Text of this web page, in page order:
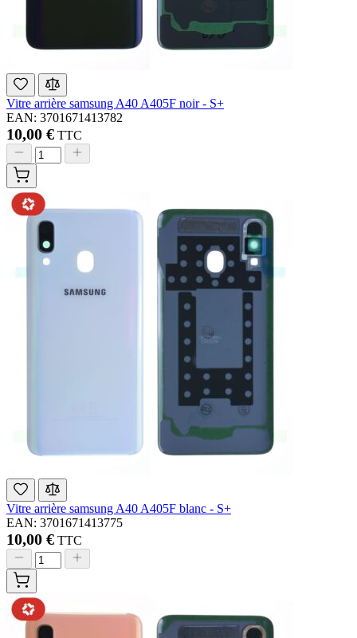
Vitre arrière samsung A40 A405F noir - S+
EAN: 3701671413782
10,00 € TTC
Vitre arrière samsung A40 A405F blanc - S+
EAN: 3701671413775
10,00 € TTC